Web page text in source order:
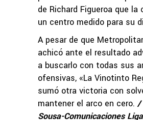
de Richard Figueroa que la
un centro medido para su
A pesar de que
achicó ante el resultado
a buscarlo con todas sus
ofensivas, «La Vinotinto
sumó otra victoria con
mantener el arco en cero./
Sousa-Comunicaciones